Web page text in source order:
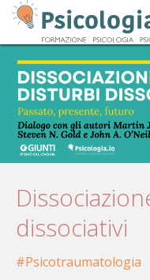
Salta
contenuto
principale
dissociativi
Psicotraumatologia